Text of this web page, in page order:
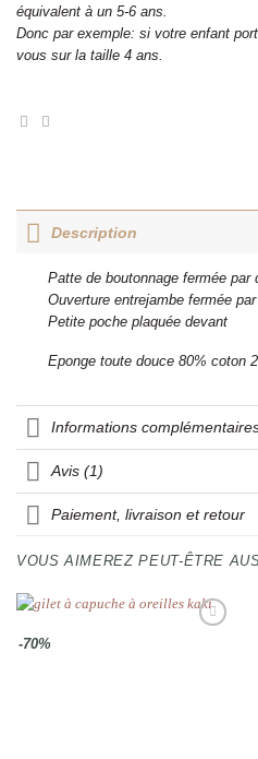
équivalent à un 5-6 ans.
Donc par exemple: si votre enfant
vous sur la taille 4 ans.
Description
Patte de boutonnage fermée par
Ouverture entrejambe fermée
Petite poche plaquée devant
Eponge toute douce 80% coton
Informations
Avis (1)
Paiement, livraison et retour
VOUS AIMEREZ PEUT-ÊTRE
-70%